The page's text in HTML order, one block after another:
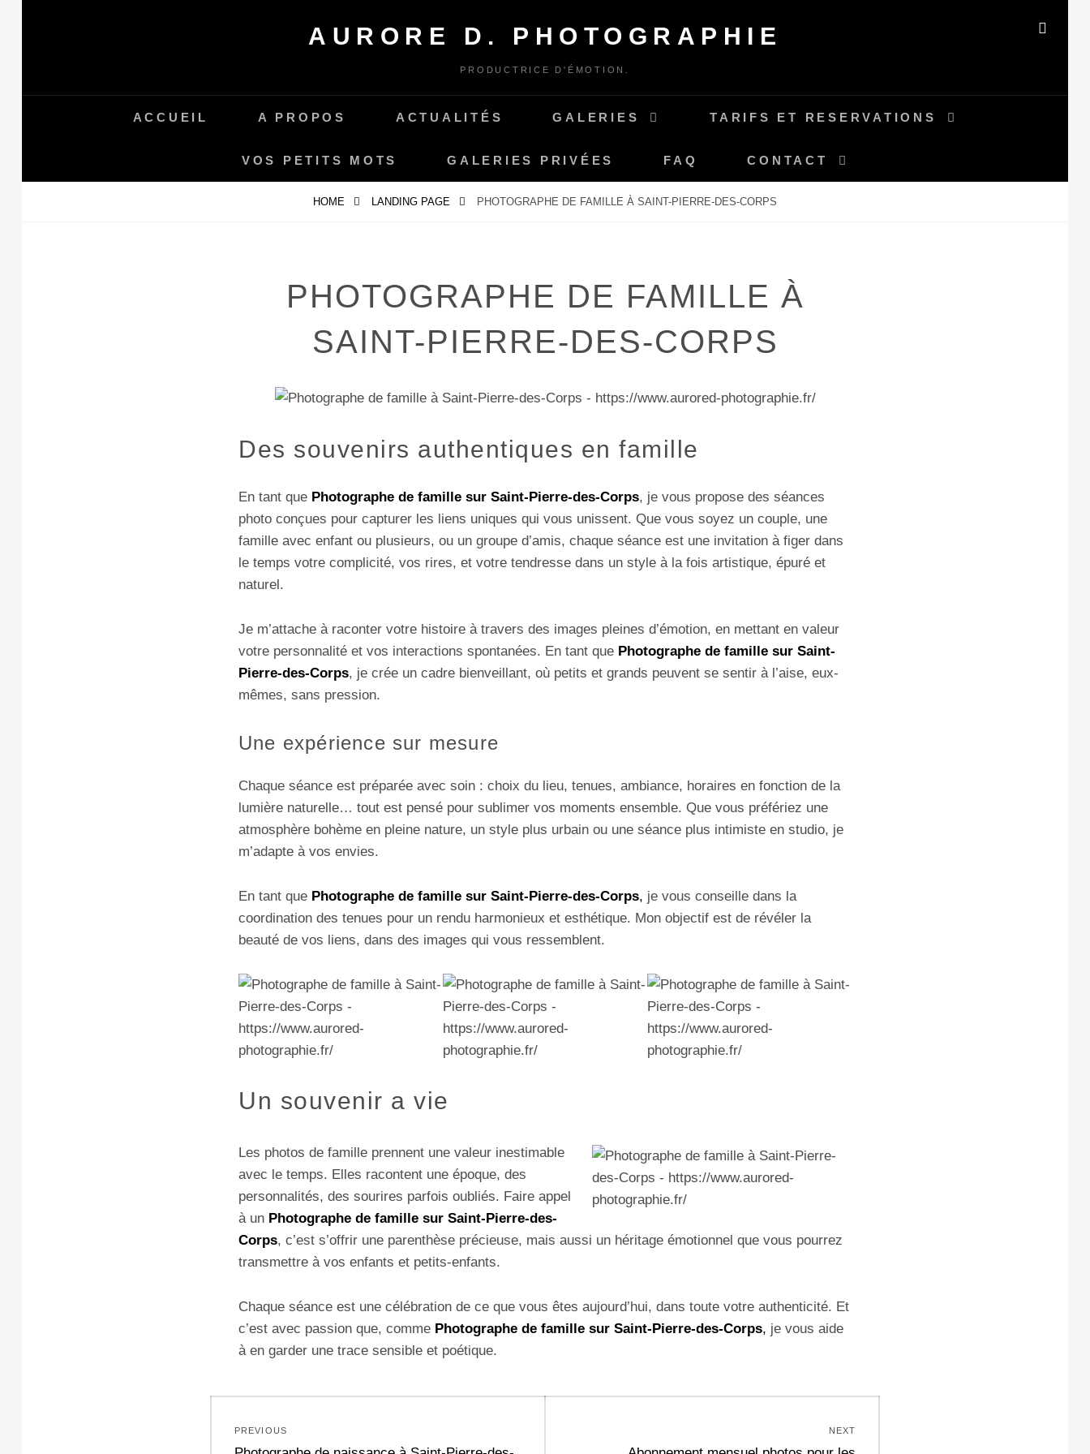
AURORE D. PHOTOGRAPHIE
PRODUCTRICE D'ÉMOTION.
ACCUEIL A PROPOS ACTUALITÉS GALERIES TARIFS ET RESERVATIONS
VOS PETITS MOTS GALERIES PRIVÉES FAQ CONTACT
HOME LANDING PAGE PHOTOGRAPHE DE FAMILLE À SAINT-PIERRE-DES-CORPS
PHOTOGRAPHE DE FAMILLE À
SAINT-PIERRE-DES-CORPS
Des souvenirs authentiques en famille
En tant que Photographe de famille sur Saint-Pierre-des-Corps, je vous propose des séances
photo conçues pour capturer les liens uniques qui vous unissent. Que vous soyez un couple, une
famille avec enfant ou plusieurs, ou un groupe d’amis, chaque séance est une invitation à figer dans
le temps votre complicité, vos rires, et votre tendresse dans un style à la fois artistique, épuré et
naturel.
Je m’attache à raconter votre histoire à travers des images pleines d’émotion, en mettant en valeur
votre personnalité et vos interactions spontanées. En tant que Photographe de famille sur Saint-
Pierre-des-Corps, je crée un cadre bienveillant, où petits et grands peuvent se sentir à l’aise, eux-
mêmes, sans pression.
Une expérience sur mesure
Chaque séance est préparée avec soin : choix du lieu, tenues, ambiance, horaires en fonction de la
lumière naturelle… tout est pensé pour sublimer vos moments ensemble. Que vous préfériez une
atmosphère bohème en pleine nature, un style plus urbain ou une séance plus intimiste en studio, je
m’adapte à vos envies.
En tant que Photographe de famille sur Saint-Pierre-des-Corps, je vous conseille dans la
coordination des tenues pour un rendu harmonieux et esthétique. Mon objectif est de révéler la
beauté de vos liens, dans des images qui vous ressemblent.
Un souvenir a vie
Les photos de famille prennent une valeur inestimable
avec le temps. Elles racontent une époque, des
personnalités, des sourires parfois oubliés. Faire appel
à un Photographe de famille sur Saint-Pierre-des-
Corps, c’est s’offrir une parenthèse précieuse, mais aussi un héritage émotionnel que vous pourrez
transmettre à vos enfants et petits-enfants.
Chaque séance est une célébration de ce que vous êtes aujourd’hui, dans toute votre authenticité. Et
c’est avec passion que, comme Photographe de famille sur Saint-Pierre-des-Corps, je vous aide
à en garder une trace sensible et poétique.
PREVIOUS NEXT